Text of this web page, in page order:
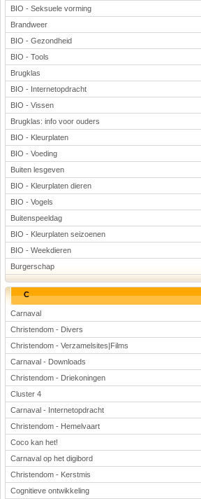
BIO - Seksuele vorming
Brandweer
BIO - Gezondheid
BIO - Tools
Brugklas
BIO - Internetopdracht
BIO - Vissen
Brugklas: info voor ouders
BIO - Kleurplaten
BIO - Voeding
Buiten lesgeven
BIO - Kleurplaten dieren
BIO - Vogels
Buitenspeeldag
BIO - Kleurplaten seizoenen
BIO - Weekdieren
Burgerschap
C
Carnaval
Christendom - Divers
Christendom - Verzamelsites|Films
Carnaval - Downloads
Christendom - Driekoningen
Cluster 4
Carnaval - Internetopdracht
Christendom - Hemelvaart
Coco kan het!
Carnaval op het digibord
Christendom - Kerstmis
Cognitieve ontwikkeling